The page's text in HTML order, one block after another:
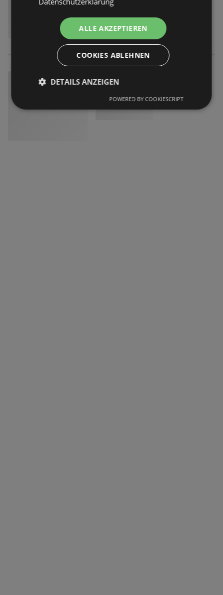
ALLE AKZEPTIEREN
COOKIES ABLEHNEN
DETAILS ANZEIGEN
POWERED BY COOKIESCRIPT